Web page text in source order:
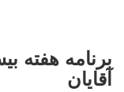
برنامه هفته
آقایان